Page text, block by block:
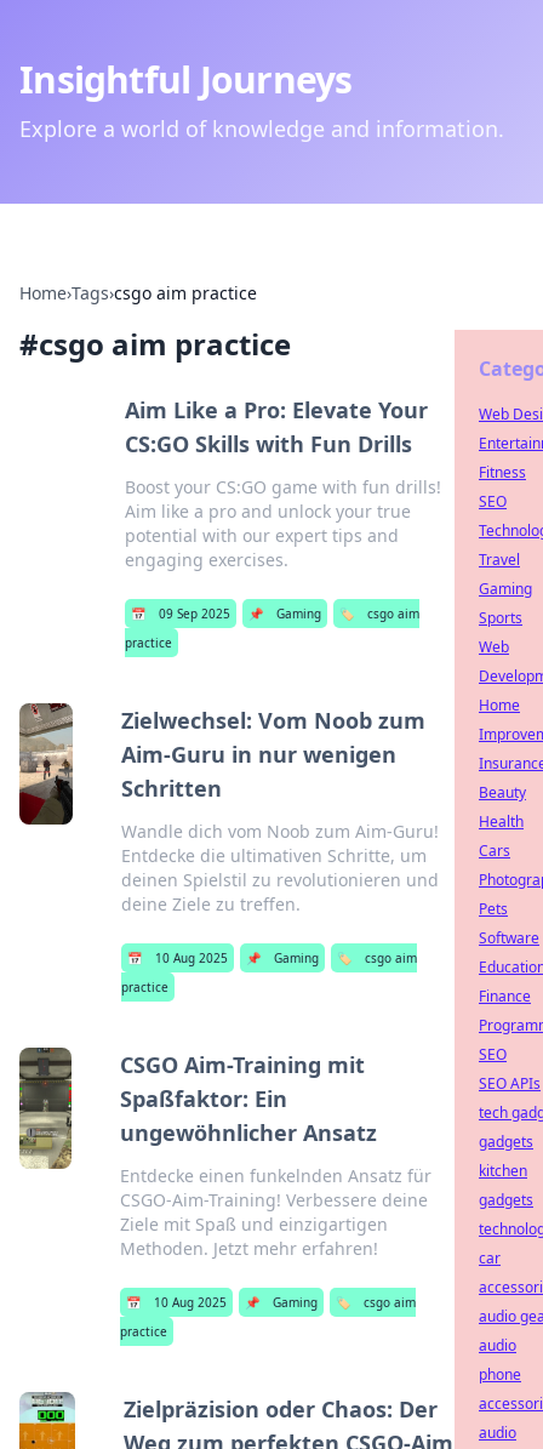
Insightful Journeys
Explore a world of knowledge and information.
Home›Tags›csgo aim practice
#csgo aim practice
Aim Like a Pro: Elevate Your
CS:GO Skills with Fun Drills
Boost your CS:GO game with fun drills!
Aim like a pro and unlock your true
potential with our expert tips and
engaging exercises.
📅 09 Sep 2025 📌 Gaming 🏷️
csgo aim
practice
Zielwechsel: Vom Noob zum
Aim-Guru in nur wenigen
Schritten
Wandle dich vom Noob zum Aim-Guru!
Entdecke die ultimativen Schritte, um
deinen Spielstil zu revolutionieren und
deine Ziele zu treffen.
📅 10 Aug 2025 📌 Gaming 🏷️
csgo aim
practice
CSGO Aim-Training mit
Spaßfaktor: Ein
ungewöhnlicher Ansatz
Entdecke einen funkelnden Ansatz für
CSGO-Aim-Training! Verbessere deine
Ziele mit Spaß und einzigartigen
Methoden. Jetzt mehr erfahren!
📅 10 Aug 2025 📌 Gaming 🏷️
csgo aim
practice
Zielpräzision oder Chaos: Der
Weg zum perfekten CSGO-Aim
Web
Fitness
SEO
Travel
Gaming
Sports
Web
Home
Beauty
Health
Cars
Pets
Software
Finance
SEO
SEO APIs
tech
gadgets
kitchen
gadgets
car
audio
audio
phone
audio